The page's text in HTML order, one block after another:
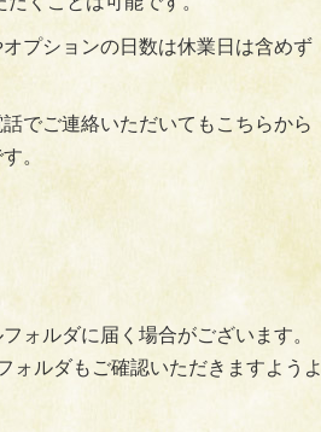
プションの日数は休業日は含めず
でご連絡いただいてもこちらから
。
ォルダに届く場合がございます。
ォルダもご確認いただきますようよ